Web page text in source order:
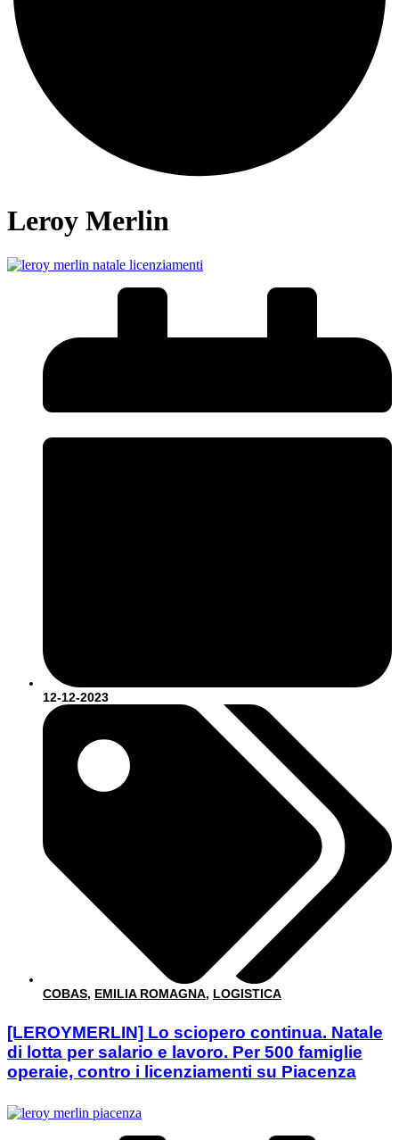
Leroy Merlin
12-12-2023
COBAS, EMILIA ROMAGNA, LOGISTICA
[LEROYMERLIN] Lo sciopero continua. Natale
di lotta per salario e lavoro. Per 500 famiglie
operaie, contro i licenziamenti su Piacenza